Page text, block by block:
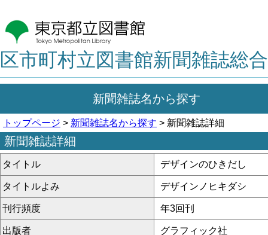
区市町村立図書館新聞雑誌総
新聞雑誌名から探す
トップページ > 新聞雑誌名から探す > 新聞雑誌詳細
新聞雑誌詳細
タイトル デザインのひきだし
タイトルよみ デザインノヒキダシ
刊行頻度 年3回刊
出版者 グラフィック社